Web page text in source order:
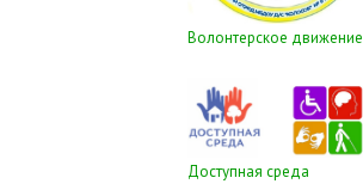
Волонтерское движение
Доступная среда